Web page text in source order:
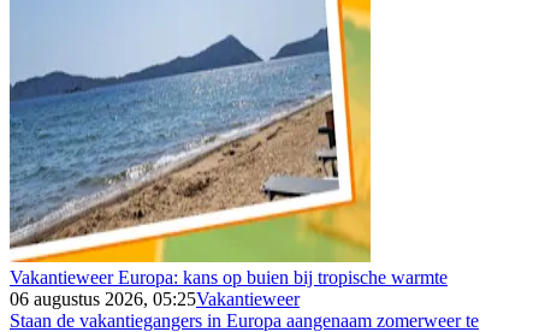
Vakantieweer Europa: kans op buien bij tropische warmte
06 augustus 2026, 05:25Vakantieweer
Staan de vakantiegangers in Europa aangenaam zomerweer te